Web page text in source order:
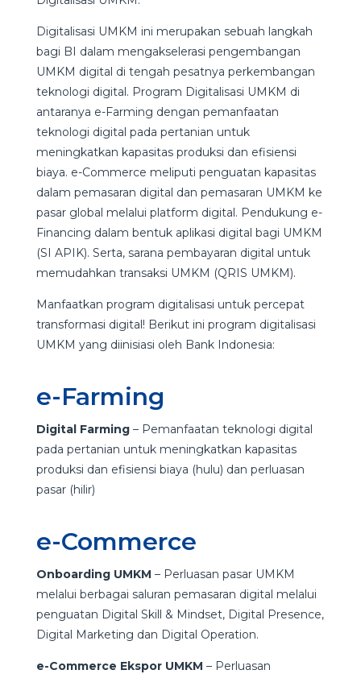
Digitalisasi UMKM ini merupakan sebuah langkah
bagi BI dalam mengakselerasi pengembangan
UMKM digital di tengah pesatnya perkembangan
teknologi digital. Program Digitalisasi UMKM di
antaranya e-Farming dengan pemanfaatan
teknologi digital pada pertanian untuk
meningkatkan kapasitas produksi dan efisiensi
biaya. e-Commerce meliputi penguatan kapasitas
dalam pemasaran digital dan pemasaran UMKM ke
pasar global melalui platform digital. Pendukung e-
Financing dalam bentuk aplikasi digital bagi UMKM
(SI APIK). Serta, sarana pembayaran digital untuk
memudahkan transaksi UMKM (QRIS UMKM).
Manfaatkan program digitalisasi untuk percepat
transformasi digital! Berikut ini program digitalisasi
UMKM yang diinisiasi oleh Bank Indonesia:
e-Farming
Digital Farming– Pemanfaatan teknologi digital
pada pertanian untuk meningkatkan kapasitas
produksi dan efisiensi biaya (hulu) dan perluasan
pasar (hilir)
e-Commerce
Onboarding UMKM – Perluasan pasar UMKM
melalui berbagai saluran pemasaran digital melalui
penguatan Digital Skill & Mindset, Digital Presence,
Digital Marketing dan Digital Operation.
e-Commerce Ekspor UMKM – Perluasan